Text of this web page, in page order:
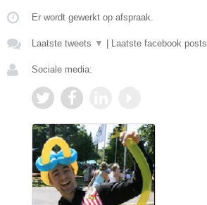
Er wordt gewerkt op afspraak.
Laatste tweets ▼ Laatste facebook posts
Sociale media: